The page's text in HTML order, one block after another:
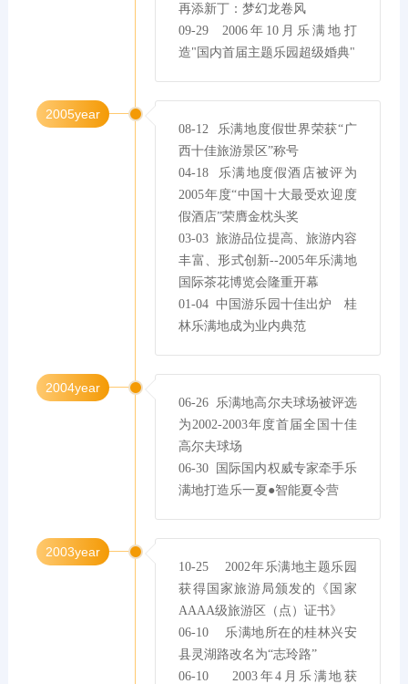
再添新丁：梦幻龙卷风
09-29  2006年10月乐满地打
造"国内首届主题乐园超级婚典"
2005year
08-12  乐满地度假世界荣获“广
西十佳旅游景区”称号
04-18  乐满地度假酒店被评为
2005年度“中国十大最受欢迎度
假酒店”荣膺金枕头奖
03-03  旅游品位提高、旅游内容
丰富、形式创新--2005年乐满地
国际茶花博览会隆重开幕
01-04  中国游乐园十佳出炉　桂
林乐满地成为业内典范
2004year
06-26  乐满地高尔夫球场被评选
为2002-2003年度首届全国十佳
高尔夫球场
06-30  国际国内权威专家牵手乐
满地打造乐一夏●智能夏令营
2003year
10-25    2002年乐满地主题乐园
获得国家旅游局颁发的《国家
AAAA级旅游区（点）证书》
06-10    乐满地所在的桂林兴安
县灵湖路改名为“志玲路”
06-10    2003年4月乐满地获